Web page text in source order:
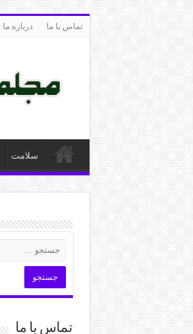
تماس با ما درباره ما
سلامت
تماس با ما